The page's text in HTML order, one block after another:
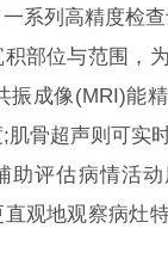
列高精度检查
部位与范围，
振成像(MRI)能
肌骨超声则可实
助评估病情活
观地观察病灶